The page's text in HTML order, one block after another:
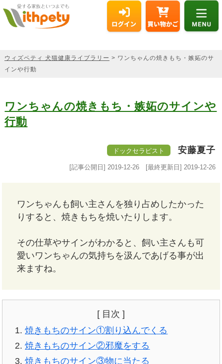
ウィズペティ 犬猫健康ライブラリー > ワンちゃんの焼きもち・嫉妬のサ
インや行動
ワンちゃんの焼きもち・嫉妬のサインや
行動
ドックセラピスト 安藤夏子
[記事公開日] 2019-12-26[最終更新日] 2019-12-26
ワンちゃんも飼い主さんを独り占めしたかった
りすると、焼きもちを焼いたりします。
その仕草やサインがわかると、飼い主さんも可
愛いワンちゃんの気持ちを汲んであげる事が出
来ますね。
[ 目次 ]
焼きもちのサイン①割り込んでくる
焼きもちのサイン②邪魔をする
焼きもちのサイン③物に当たる